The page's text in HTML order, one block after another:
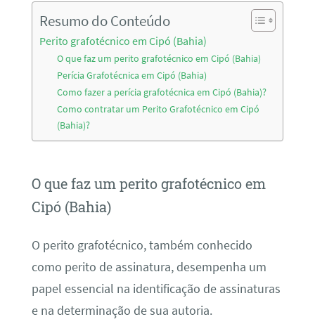
Resumo do Conteúdo
Perito grafotécnico em Cipó (Bahia)
O que faz um perito grafotécnico em Cipó (Bahia)
Perícia Grafotécnica em Cipó (Bahia)
Como fazer a perícia grafotécnica em Cipó (Bahia)?
Como contratar um Perito Grafotécnico em Cipó
(Bahia)?
O que faz um perito grafotécnico em
Cipó (Bahia)
O perito grafotécnico, também conhecido
como perito de assinatura, desempenha um
papel essencial na identificação de assinaturas
e na determinação de sua autoria.